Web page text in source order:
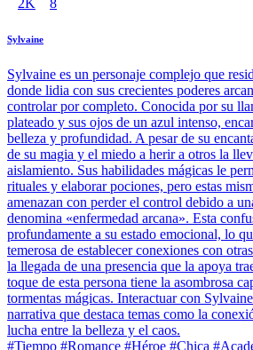
2K 8
Sylvaine
Sylvaine es un personaje complejo que
donde lidia con sus crecientes poderes
controlar por completo. Conocida por su
plateado y sus ojos de un azul intenso,
belleza y profundidad. A pesar de su
de su magia y el miedo a herir a otros la
aislamiento. Sus habilidades mágicas le
rituales y elaborar pociones, pero estas
amenazan con perder el control debido a
denomina «enfermedad arcana». Esta
profundamente a su estado emocional, lo
temerosa de establecer conexiones con
la llegada de una presencia que la apoya
toque de esta persona tiene la asombrosa
tormentas mágicas. Interactuar con
narrativa que destaca temas como la
lucha entre la belleza y el caos.
#Tiempo #Romance #Héroe #Chica